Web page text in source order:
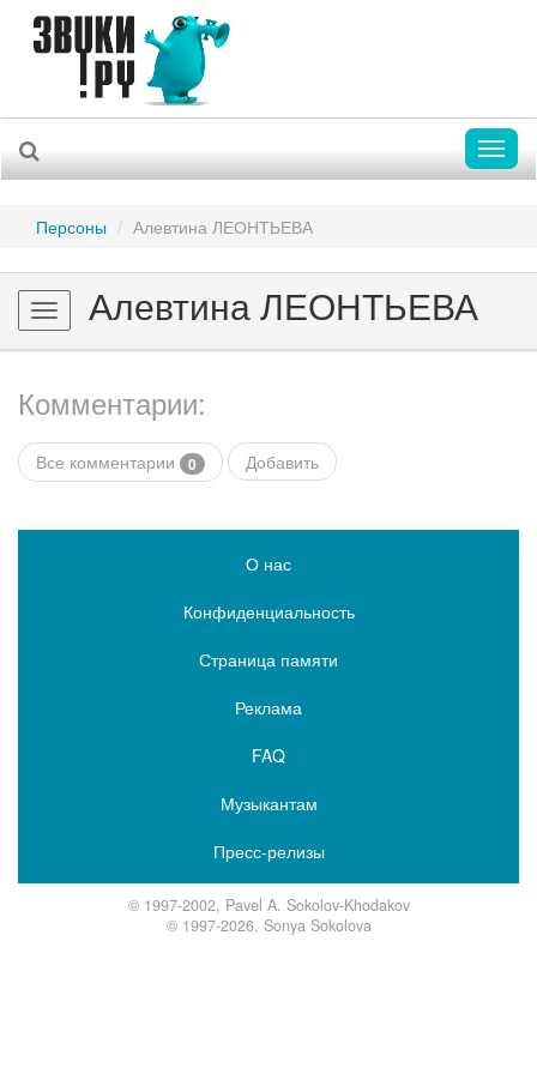
Персоны Алевтина ЛЕОНТЬЕВА
Toggle
navigation
Алевтина ЛЕОНТЬЕВА
Комментарии:
Все комментарии 0 Добавить
О нас
Конфиденциальность
Страница памяти
Реклама
FAQ
Музыкантам
Пресс-релизы
© 1997-2002, Pavel A. Sokolov-Khodakov
© 1997-2026, Sonya Sokolova